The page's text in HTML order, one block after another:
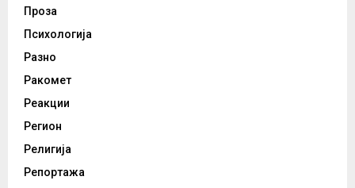
Проза
Психологија
Разно
Ракомет
Реакции
Регион
Религија
Репортажа